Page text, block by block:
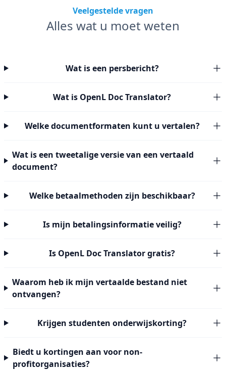
Veelgestelde vragen
Alles wat u moet weten
Wat is een persbericht?
Wat is OpenL Doc Translator?
Welke documentformaten kunt u vertalen?
Wat is een tweetalige versie van een vertaald
document?
Welke betaalmethoden zijn beschikbaar?
Is mijn betalingsinformatie veilig?
Is OpenL Doc Translator gratis?
Waarom heb ik mijn vertaalde bestand niet
ontvangen?
Krijgen studenten onderwijskorting?
Biedt u kortingen aan voor non-
profitorganisaties?